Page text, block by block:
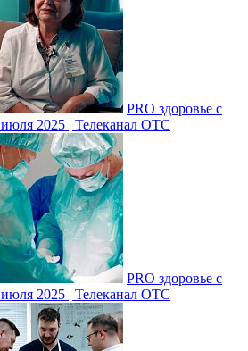
PRO здоровье с
2025 | Телеканал ОТС
PRO здоровье с
2025 | Телеканал ОТС